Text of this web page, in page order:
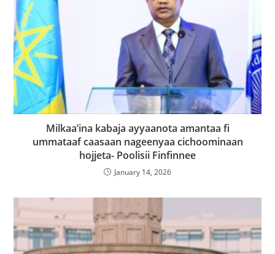
Milkaaʼina kabaja ayyaanota amantaa fi
ummataaf caasaan nageenyaa cichoominaan
hojjeta- Poolisii Finfinnee
January 14, 2026